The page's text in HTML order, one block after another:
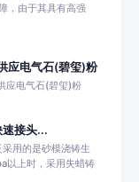
，由于其具有高强
应电气石(碧玺)粉
应电气石(碧玺)粉
速接头...
用的是砂模浇铸生
以上时，采用失蜡铸